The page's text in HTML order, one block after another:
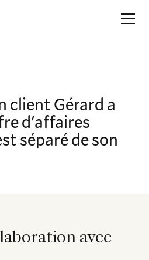
client Gérard a
d'affaires
séparé de son
avec